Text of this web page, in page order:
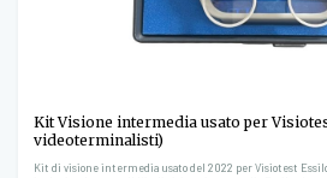
Kit Visione intermedia usato per
videoterminalisti)
Kit di visione intermedia usato del 2022 per Visiotest